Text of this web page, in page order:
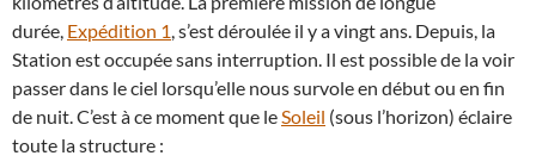
durée, Expédition 1, s’est déroulée il y a vingt ans. Depuis, la
Station est occupée sans interruption. Il est possible de la voir
passer dans le ciel lorsqu’elle nous survole en début ou en fin
de nuit. C’est à ce moment que leSoleil (sous l’horizon) éclaire
toute la structure :